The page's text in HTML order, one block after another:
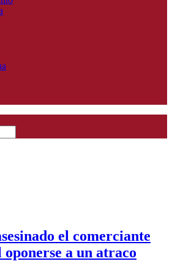
el comerciante
oponerse a un atraco